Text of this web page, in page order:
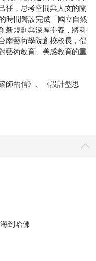
任，思考空間與人文的關
時間籌設完成「國立自然
新規劃與深厚學養，將科
南藝術學院創校校長，倡
藝術教育、美感教育的重
師的信》、《設計型思
到哈佛